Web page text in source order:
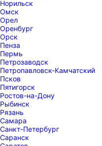
Норильск
Омск
Орел
Оренбург
Орск
Пенза
Пермь
Петрозаводск
Петропавловск-Камчатский
Псков
Пятигорск
Ростов-на-Дону
Рыбинск
Рязань
Самара
Санкт-Петербург
Саранск